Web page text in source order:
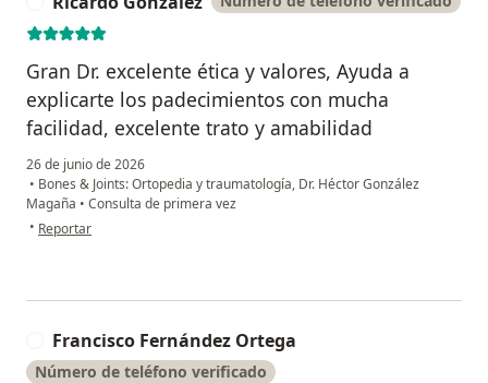
Gran Dr. excelente ética y valores, Ayuda a
explicarte los padecimientos con mucha
facilidad, excelente trato y amabilidad
26 de junio de 2026
• Bones & Joints: Ortopedia y traumatología, Dr. Héctor González
Magaña • Consulta de primera vez
• en opinión del usuario Ricardo González
Reportar
Francisco Fernández Ortega
Número de teléfono verificado